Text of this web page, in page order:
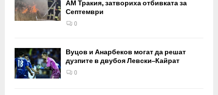
АМ Тракия, затвориха отбивката за
Септември
0
Вуцов и Анарбеков могат да решат
дузпите в двубоя Левски–Кайрат
0